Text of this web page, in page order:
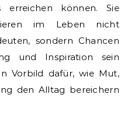
erreichen können. Sie
im Leben nicht
sondern Chancen
und Inspiration sein
Vorbild dafür, wie Mut,
den Alltag bereichern